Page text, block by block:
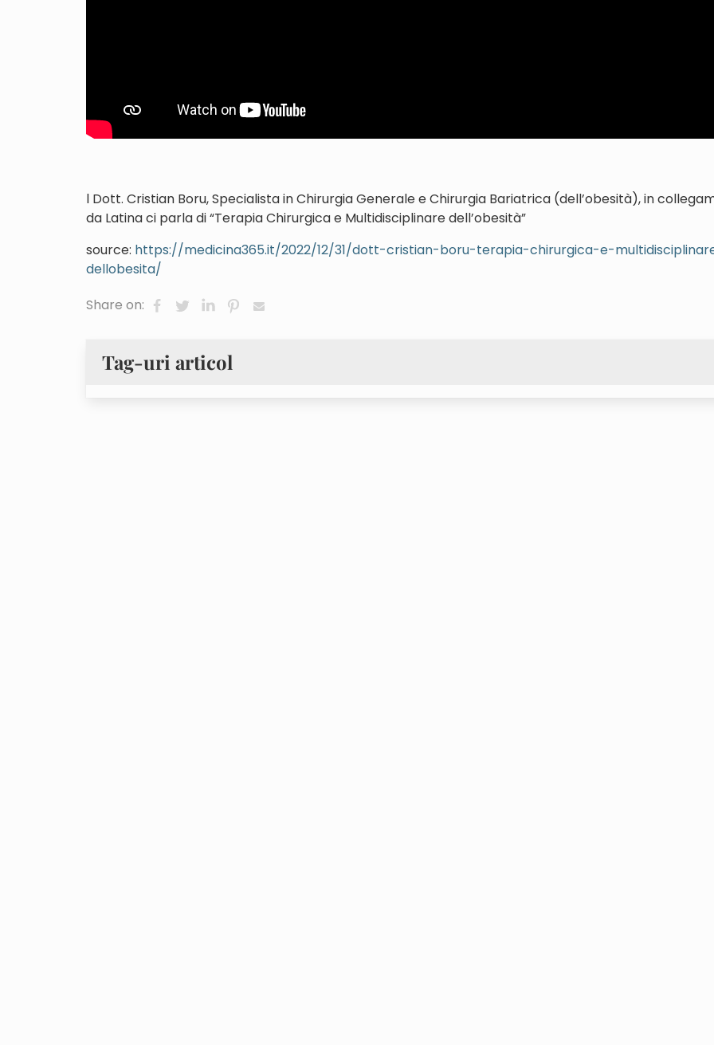
l Dott. Cristian Boru, Specialista in Chirurgia Generale e Chirurgia Bariatrica (dell’obesità), in
da Latina ci parla di “Terapia Chirurgica e Multidisciplinare dell’obesità”
source: https://medicina365.it/2022/12/31/dott-cristian-boru-terapia-chirurgica-e-
dellobesita/
Share on:
Tag-uri articol